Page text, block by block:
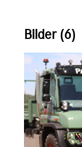
Bilder (6)